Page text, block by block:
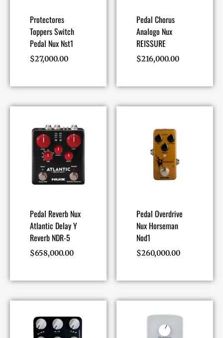
Protectores
Toppers Switch
Pedal Nux Nst1
$27,000.00
Pedal Chorus
Analogo Nux
REISSURE
$216,000.00
Pedal Reverb Nux
Atlantic Delay Y
Reverb NDR-5
$658,000.00
Pedal Overdrive
Nux Horseman
Nod1
$260,000.00